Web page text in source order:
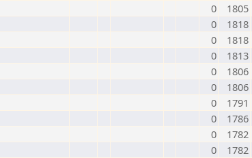
0
1805
0
1818
0
1818
0
1813
0
1806
0
1806
0
1791
0
1786
0
1782
0
1782